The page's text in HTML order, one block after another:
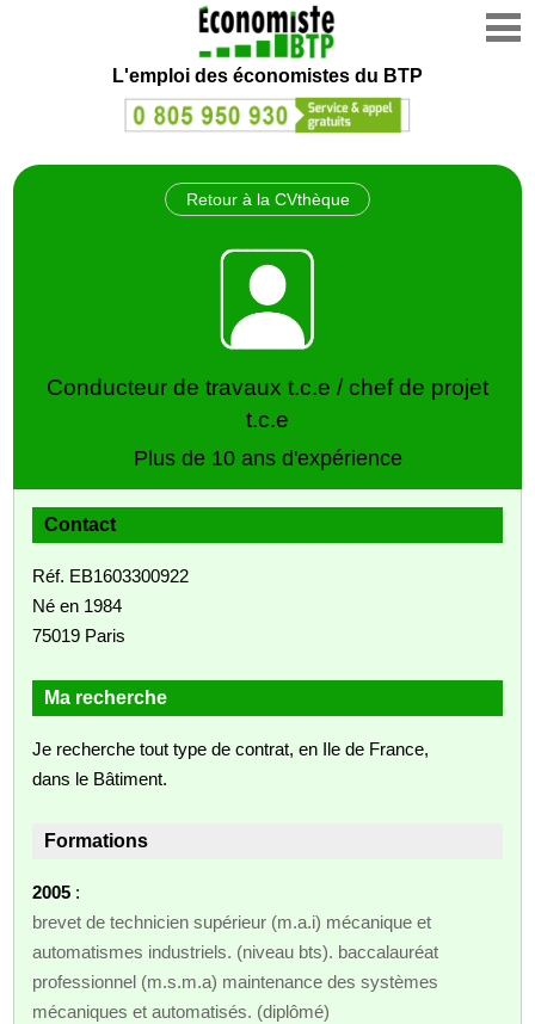
L'emploi des économistes du BTP
Retour à la CVthèque
Conducteur de travaux t.c.e / chef de projet
t.c.e
Plus de 10 ans d'expérience
Contact
Réf. EB1603300922
Né en 1984
75019 Paris
Ma recherche
Je recherche tout type de contrat, en Ile de France,
dans le Bâtiment.
Formations
2005 :
brevet de technicien supérieur (m.a.i) mécanique et
automatismes industriels. (niveau bts). baccalauréat
professionnel (m.s.m.a) maintenance des systèmes
mécaniques et automatisés. (diplômé)